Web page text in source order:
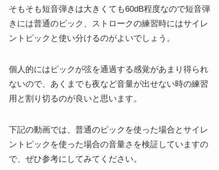
そもそも短音弾きは大きくても60dB程度なので短音弾
きには普通のピック、ストロークの練習時にはサイレ
ントピックと使い分けるのがよいでしょう。
個人的にはピックが弦を通過する感覚があまり得られ
ないので、あくまでも夜など音量が出せない時の練習
用と割り切るのが良いと思います。
下記の動画では、普通のピックを使った場合とサイレ
ントピックを使った場合の音量さを検証していますの
で、ぜひ参考にしてみてください。